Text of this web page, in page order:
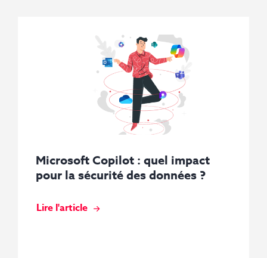
Microsoft Copilot : quel impact
pour la sécurité des données ?
Lire l'article